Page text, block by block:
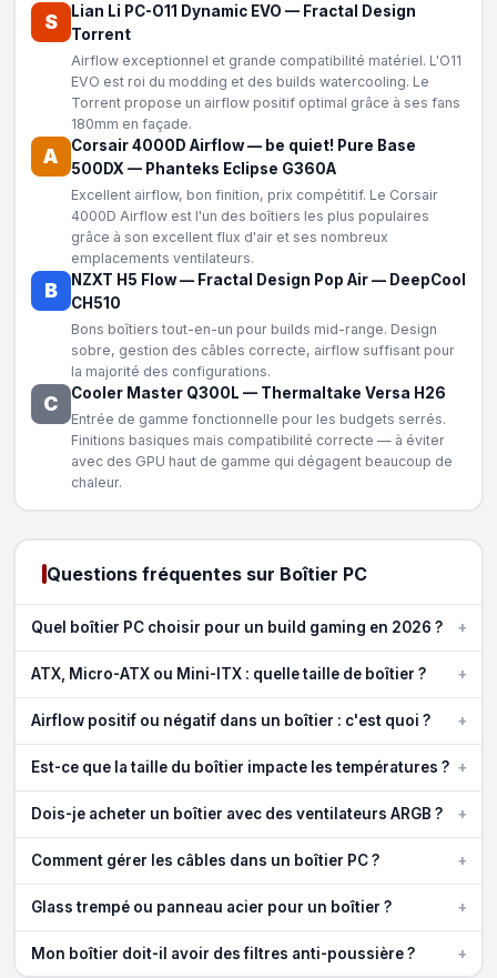
S Lian Li PC-O11 Dynamic EVO — Fractal Design
Torrent
Airflow exceptionnel et grande compatibilité matériel. L'O11
EVO est roi du modding et des builds watercooling. Le
Torrent propose un airflow positif optimal grâce à ses fans
180mm en façade.
A Corsair 4000D Airflow— be quiet! Pure Base
500DX — Phanteks Eclipse G360A
Excellent airflow, bon finition, prix compétitif. Le Corsair
4000D Airflow est l'un des boîtiers les plus populaires
grâce à son excellent flux d'air et ses nombreux
emplacements ventilateurs.
B NZXT H5 Flow— Fractal Design Pop Air— DeepCool
CH510
Bons boîtiers tout-en-un pour builds mid-range. Design
sobre, gestion des câbles correcte, airflow suffisant pour
la majorité des configurations.
C Cooler Master Q300L — Thermaltake Versa H26
Entrée de gamme fonctionnelle pour les budgets serrés.
Finitions basiques mais compatibilité correcte — à éviter
avec des GPU haut de gamme qui dégagent beaucoup de
chaleur.
Questions fréquentes sur Boîtier PC
Quel boîtier PC choisir pour un build gaming en 2026 ? +
ATX, Micro-ATX ou Mini-ITX : quelle taille de boîtier ? +
Airflow positif ou négatif dans un boîtier : c'est quoi ? +
Est-ce que la taille du boîtier impacte les températures ? +
Dois-je acheter un boîtier avec des ventilateurs ARGB ? +
Comment gérer les câbles dans un boîtier PC ? +
Glass trempé ou panneau acier pour un boîtier ? +
Mon boîtier doit-il avoir des filtres anti-poussière ? +